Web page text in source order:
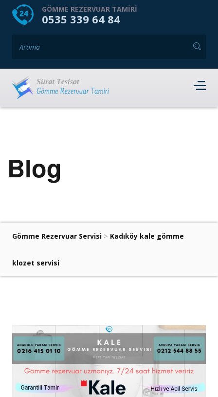
HOME HAKKIMIZDA
GÖMME REZERVUAR TAMIRI
0535 339 64 84
Blog
Gömme Rezervuar Servisi > Kadıköy kale gömme
klozet servisi